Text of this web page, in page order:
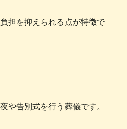
担を抑えられる点が特徴で
や告別式を行う葬儀です。